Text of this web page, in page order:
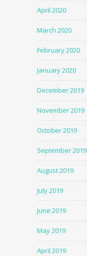
April 2020
March 2020
February 2020
January 2020
December 2019
November 2019
October 2019
September 2019
August 2019
July 2019
June 2019
May 2019
April 2019